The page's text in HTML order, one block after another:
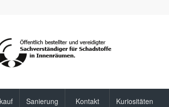
Sanierung Kontakt Kuriositäten